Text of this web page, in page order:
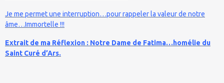
Je me permet une interruption…pour rappeler la valeur de notre
âme…Immortelle !!!
Extrait de ma Réflexion : Notre Dame de Fatima…homélie du
Saint Curé d’Ars.